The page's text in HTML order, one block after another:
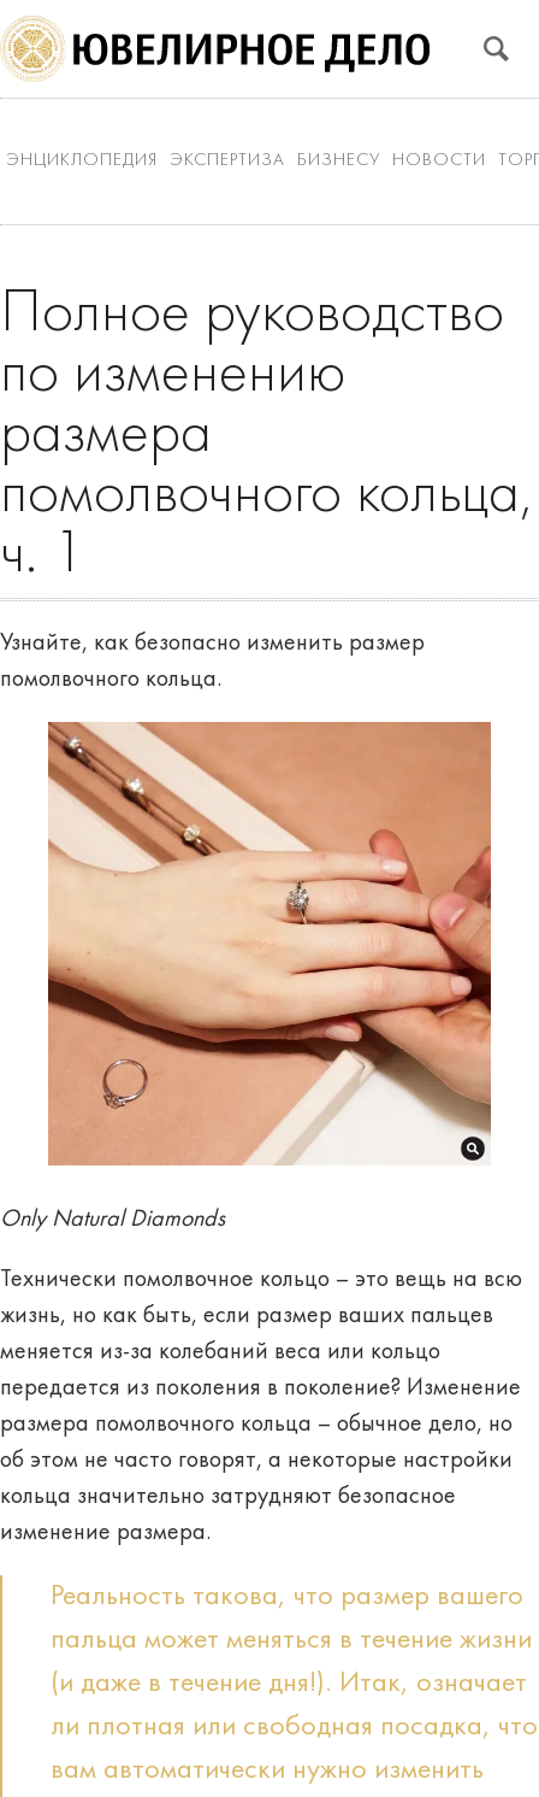
ЭНЦИКЛОПЕДИЯ ЭКСПЕРТИЗА БИЗНЕСУ НОВОСТИ
Полное руководство
по изменению
размера
помолвочного кольца,
ч. 1
Узнайте, как безопасно изменить размер
помолвочного кольца.
Only Natural Diamonds
Технически помолвочное кольцо – это вещь на всю
жизнь, но как быть, если размер ваших пальцев
меняется из-за колебаний веса или кольцо
передается из поколения в поколение? Изменение
размера помолвочного кольца – обычное дело, но
об этом не часто говорят, а некоторые настройки
кольца значительно затрудняют безопасное
изменение размера.
Реальность такова, что размер вашего
пальца может меняться в течение жизни
(и даже в течение дня!). Итак, означает
ли плотная или свободная посадка, что
вам автоматически нужно изменить